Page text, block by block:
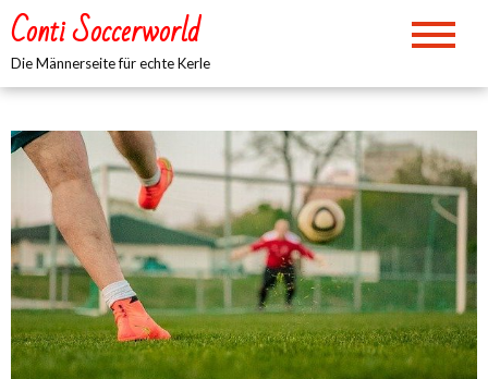
Zum
Inhalt
springen
Conti Soccerworld
Die Männerseite für echte Kerle